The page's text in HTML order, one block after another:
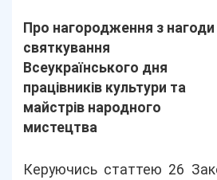
Про нагородження з нагоди
святкування
Всеукраїнського дня
працівників культури та
майстрів народного
мистецтва
Керуючись статтею 26